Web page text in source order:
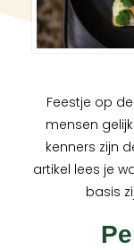
Feestje op
mensen
kenners zijn
artikel lees je
basis